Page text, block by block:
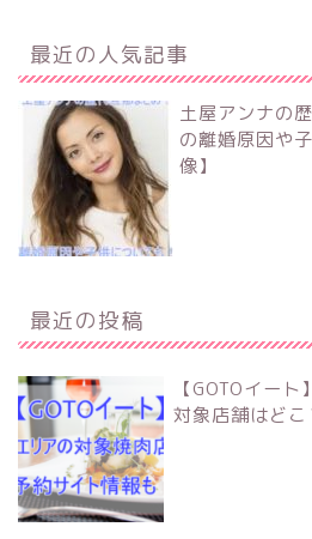
最近の人気記事
土屋アンナの
の離婚原因や
像】
最近の投稿
【GOTOイー
対象店舗はどこ